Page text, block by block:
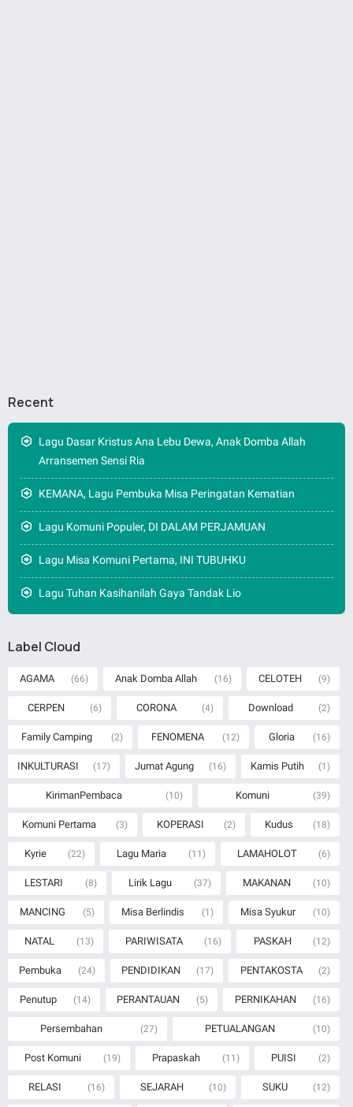
Recent
Lagu Dasar Kristus Ana Lebu Dewa, Anak Domba Allah
Arransemen Sensi Ria
KEMANA, Lagu Pembuka Misa Peringatan Kematian
Lagu Komuni Populer, DI DALAM PERJAMUAN
Lagu Misa Komuni Pertama, INI TUBUHKU
Lagu Tuhan Kasihanilah Gaya Tandak Lio
Label Cloud
AGAMA (66) Anak Domba Allah (16) CELOTEH (9)
CERPEN (6) CORONA (4) Download (2)
Family Camping (2) FENOMENA (12) Gloria (16)
INKULTURASI (17) Jumat Agung (16) Kamis Putih (1)
KirimanPembaca (10) Komuni (39)
Komuni Pertama (3) KOPERASI (2) Kudus (18)
Kyrie (22) Lagu Maria (11) LAMAHOLOT (6)
LESTARI (8) Lirik Lagu (37) MAKANAN (10)
MANCING (5) Misa Berlindis (1) Misa Syukur (10)
NATAL (13) PARIWISATA (16) PASKAH (12)
Pembuka (24) PENDIDIKAN (17) PENTAKOSTA (2)
Penutup (14) PERANTAUAN (5) PERNIKAHAN (16)
Persembahan (27) PETUALANGAN (10)
Post Komuni (19) Prapaskah (11) PUISI (2)
RELASI (16) SEJARAH (10) SUKU (12)